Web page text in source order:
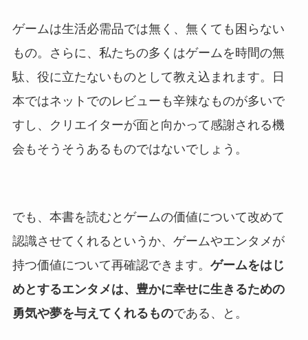
ゲームは生活必需品では無く、無くても困らない
もの。さらに、私たちの多くはゲームを時間の無
駄、役に立たないものとして教え込まれます。日
本ではネットでのレビューも辛辣なものが多いで
すし、クリエイターが面と向かって感謝される機
会もそうそうあるものではないでしょう。
でも、本書を読むとゲームの価値について改めて
認識させてくれるというか、ゲームやエンタメが
持つ価値について再確認できます。 ゲームをはじ
めとするエンタメは、豊かに幸せに生きるための
勇気や夢を与えてくれるものである、と。